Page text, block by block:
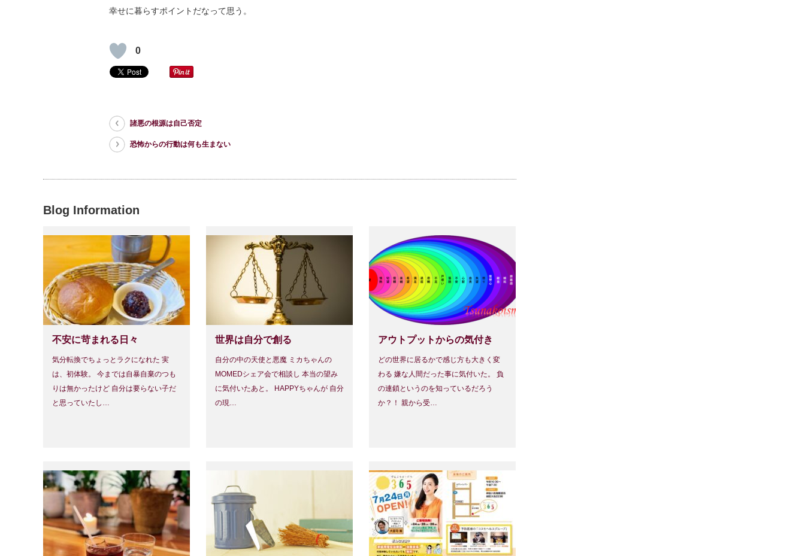
幸せに暮らすポイントだなって思う。
0
諸悪の根源は自己否定
恐怖からの行動は何も生まない
Blog Information
不安に苛まれる日々
気分転換でちょっとラクになれた 実
は、初体験。 今までは自暴自棄のつも
りは無かったけど 自分は要らない子だ
と思っていたし…
世界は自分で創る
自分の中の天使と悪魔 ミカちゃんの
MOMEDシェア会で相談し 本当の望み
に気付いたあと。 HAPPYちゃんが 自分
の現…
アウトプットからの気付き
どの世界に居るかで感じ方も大きく変
わる 嫌な人間だった事に気付いた。 負
の連鎖というのを知っているだろう
か？！ 親から受…